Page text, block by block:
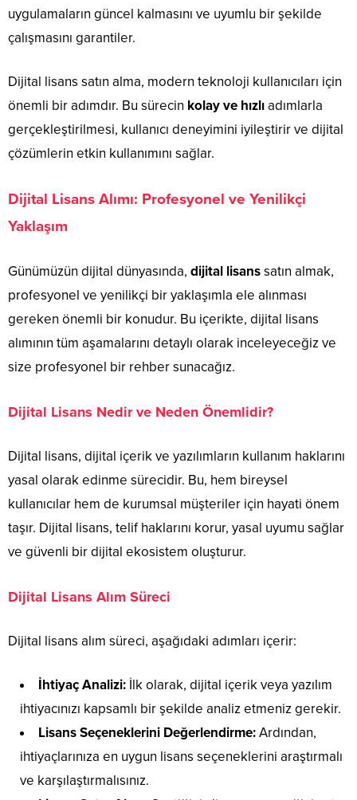
uygulamaların güncel kalmasını ve uyumlu bir şekilde
çalışmasını garantiler.
Dijital lisans satın alma, modern teknoloji kullanıcıları için
önemli bir adımdır. Bu sürecin kolay ve hızlıadımlarla
gerçekleştirilmesi, kullanıcı deneyimini iyileştirir ve dijital
çözümlerin etkin kullanımını sağlar.
Dijital Lisans Alımı: Profesyonel ve Yenilikçi
Yaklaşım
Günümüzün dijital dünyasında, dijital lisanssatın almak,
profesyonel ve yenilikçi bir yaklaşımla ele alınması
gereken önemli bir konudur. Bu içerikte, dijital lisans
alımının tüm aşamalarını detaylı olarak inceleyeceğiz ve
size profesyonel bir rehber sunacağız.
Dijital Lisans Nedir ve Neden Önemlidir?
Dijital lisans, dijital içerik ve yazılımların kullanım haklarını
yasal olarak edinme sürecidir. Bu, hem bireysel
kullanıcılar hem de kurumsal müşteriler için hayati önem
taşır. Dijital lisans, telif haklarını korur, yasal uyumu sağlar
ve güvenli bir dijital ekosistem oluşturur.
Dijital Lisans Alım Süreci
Dijital lisans alım süreci, aşağıdaki adımları içerir:
İhtiyaç Analizi: İlk olarak, dijital içerik veya yazılım
ihtiyacınızı kapsamlı bir şekilde analiz etmeniz gerekir.
Lisans Seçeneklerini Değerlendirme:Ardından,
ihtiyaçlarınıza en uygun lisans seçeneklerini araştırmalı
ve karşılaştırmalısınız.